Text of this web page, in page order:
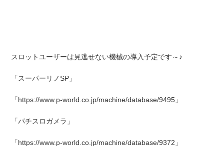
スロットユーザーは見逃せない機械の導入予定です～♪
「スーパーリノSP」
「https://www.p-world.co.jp/machine/database/9495」
「パチスロガメラ」
「https://www.p-world.co.jp/machine/database/9372」